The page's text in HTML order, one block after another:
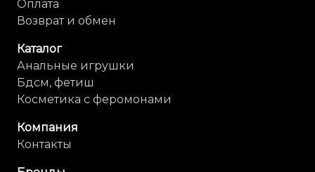
Оплата
Возврат и обмен
Каталог
Анальные игрушки
Бдсм, фетиш
Косметика с феромонами
Компания
Контакты